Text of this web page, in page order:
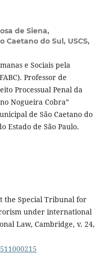
de Siena,
Caetano do Sul, USCS,
e Sociais pela
Professor de
Processual Penal da
Nogueira Cobra”
de São Caetano do
Estado de São Paulo.
the Special Tribunal for
under international
Law, Cambridge, v. 24,